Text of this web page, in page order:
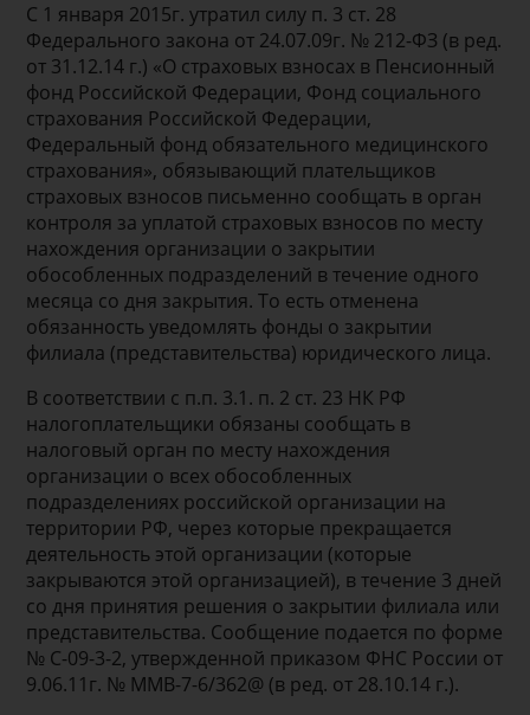
С 1 января 2015г. утратил силу п. 3 ст. 28
Федерального закона от 24.07.09г. № 212-ФЗ (в ред.
от 31.12.14 г.) «О страховых взносах в Пенсионный
фонд Российской Федерации, Фонд социального
страхования Российской Федерации,
Федеральный фонд обязательного медицинского
страхования», обязывающий плательщиков
страховых взносов письменно сообщать в орган
контроля за уплатой страховых взносов по месту
нахождения организации о закрытии
обособленных подразделений в течение одного
месяца со дня закрытия. То есть отменена
обязанность уведомлять фонды о закрытии
филиала (представительства) юридического лица.
В соответствии с п.п. 3.1. п. 2 ст. 23 НК РФ
налогоплательщики обязаны сообщать в
налоговый орган по месту нахождения
организации о всех обособленных
подразделениях российской организации на
территории РФ, через которые прекращается
деятельность этой организации (которые
закрываются этой организацией), в течение 3 дней
со дня принятия решения о закрытии филиала или
представительства. Сообщение подается по форме
№ С-09-3-2, утвержденной приказом ФНС России от
9.06.11г. № ММВ-7-6/362@ (в ред. от 28.10.14 г.).